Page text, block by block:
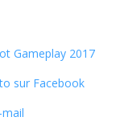
Gameplay 2017
sur Facebook